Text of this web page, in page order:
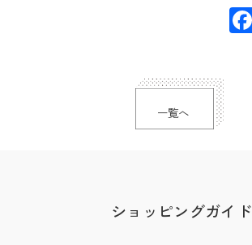
一覧へ
ショッピングガイド